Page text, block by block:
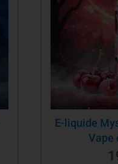
E-liquide
Vape